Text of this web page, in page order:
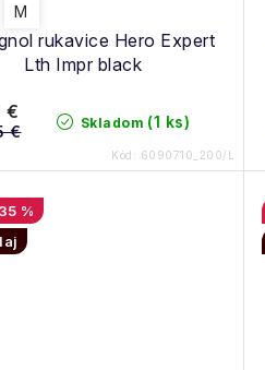
rukavice Hero Expert
Lth Impr black
M
Skladom (1 ks)
€
€
Kód: 6090710_200/L
35 %